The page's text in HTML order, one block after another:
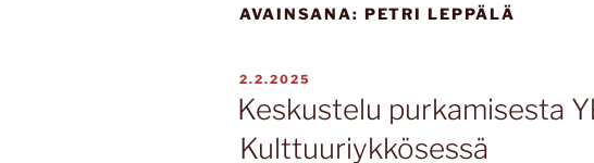
AVAINSANA: PETRI LEPPÄLÄ
JULKAISTU
2.2.2025
Keskustelu purkamisesta
Kulttuuriykkösessä